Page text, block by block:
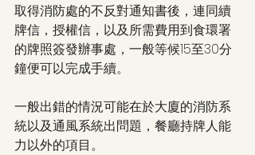
取得消防處的不反對通知書後，連同續
牌信，授權信，以及所需費用到食環署
的牌照簽發辦事處，一般等候15至30分
鐘便可以完成手續。
一般出錯的情況可能在於大廈的消防系
統以及通風系統出問題，餐廳持牌人能
力以外的項目。